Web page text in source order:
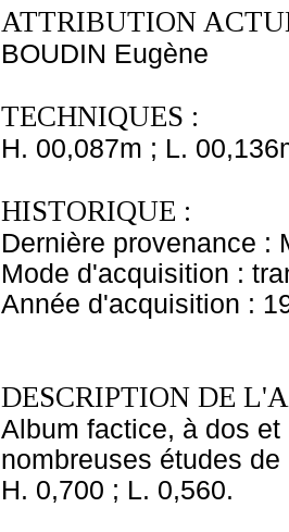
ATTRIBUTION
BOUDIN Eugène
TECHNIQUES :
H. 00,087m ; L.
HISTORIQUE :
Dernière provenance :
Mode d'acquisition :
Année d'acquisition :
DESCRIPTION DE
Album factice, à dos
nombreuses études
H. 0,700 ; L. 0,560.